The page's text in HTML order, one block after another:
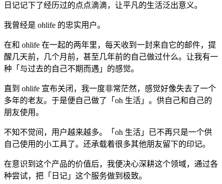
日记记下了经历过的点点滴滴，让平凡的生活泛出意义。
我曾经是 ohlife 的忠实用户。
在和 ohlife 在一起的两年里，每天收到一封来自它的邮件，提
醒几天前，几个月前，甚至几年前的自己做过什么。让我有一
种「与过去的自己不期而遇」的感觉。
直到 ohlife 宣布关闭，我一度非常茫然，感觉好像失去了一个
多年的老友。于是便自己做了「oh 生活」。供自己和自己的
朋友使用。
不知不觉间，用户越来越多。「oh 生活」已不再只是一个供
自己使用的小工具了。还承载着很多其他朋友留下的印记。
在意识到这个产品的价值后，我便决心深耕这个领域，通过各
种尝试，把「日记」这个服务做到极致。